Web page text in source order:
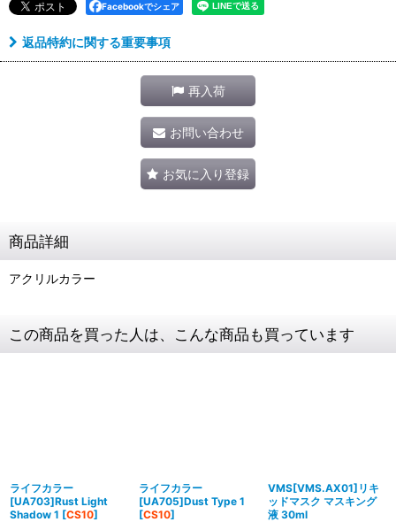
Facebookでシェア
返品特約に関する重要事項
再入荷
お問い合わせ
お気に入り登録
商品詳細
アクリルカラー
この商品を買った人は、こんな商品も買っています
ライフカラー
[UA703]Rust Light
Shadow 1 [CS10]
ライフカラー
[UA705]Dust Type 1
[CS10]
VMS[VMS.AX01]リキ
ッドマスク マスキング
液 30ml